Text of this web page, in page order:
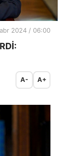
2024 / 06:00
A- A+